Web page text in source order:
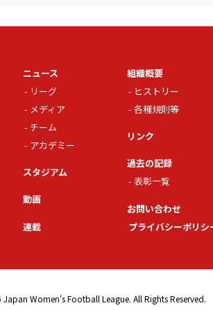
ニュース
リーグ
メディア
チーム
アカデミー
スタジアム
動画
連載
組織概要
ヒストリー
各種規則等
リンク
過去の記録
表彰一覧
お問い合わせ
プライバシーポリシ
Women's Football League. All Rights Reserved.